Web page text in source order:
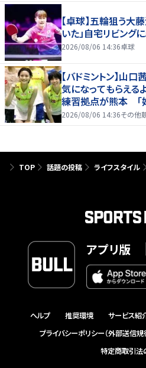
【卓球】五輪狙う大
いた」自宅リビン
2026/08/06 14:36卓球
【バドミントン】
気になってもらえ
練習拠点が熊本 「
たり前じゃない」
2026/08/06 14:36その他
TOP 話題の投稿 ライフスタイル
アプリ版
ヘルプ 推奨環境 サービス紹
プライバシーポリシー（外部送信規
特定商取引法